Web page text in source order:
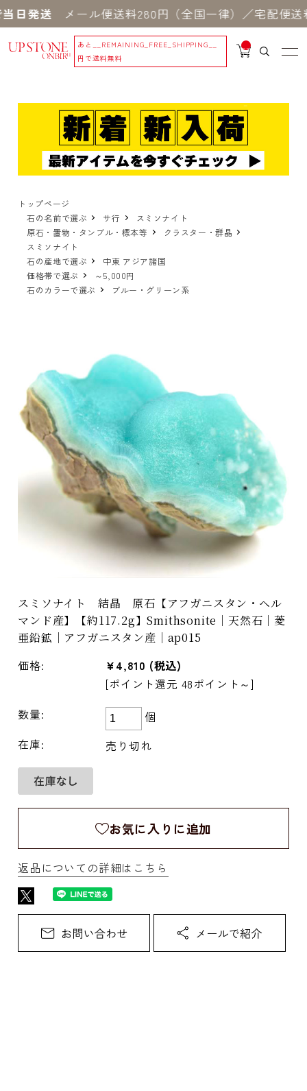
発送メール便送料280円（全国一律）／宅配便送
あと
__REMAINING_FREE_SHIPPING__
円で送料無料
__
IT
_
トップページ
石の名前で選ぶ
サ行
スミソナイト
原石・置物・タンブル・標本等
クラスター・群晶
スミソナイト
石の産地で選ぶ
中東 アジア諸国
価格帯で選ぶ
～5,000円
石のカラーで選ぶ
ブルー・グリーン系
スミソナイト 結晶 原石【アフガニスタン・ヘル
マンド産】【約117.2g】Smithsonite｜天然石｜菱
亜鉛鉱｜アフガニスタン産｜ap015
価格: ¥4,810 (税込)
[ポイント還元 48ポイント～]
数量:
個
在庫:
売り切れ
お気に入りに追加
返品についての詳細はこちら